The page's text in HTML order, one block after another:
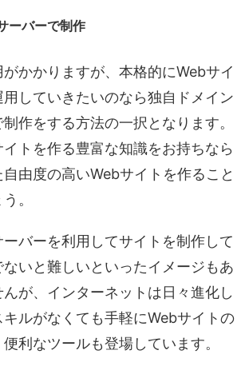
ーバーで制作
かかりますが、本格的にWebサイ
用していきたいのなら独自ドメイン
作をする方法の一択となります。
トを作る豊富な知識をお持ちなら
由度の高いWebサイトを作ること
。
バーを利用してサイトを制作して
いと難しいといったイメージもあ
が、インターネットは日々進化し
ルがなくても手軽にWebサイトの
利なツールも登場しています。